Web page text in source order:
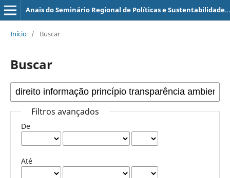
Anais do Seminário Regional de Políticas e Sustentabilidade (SERPS)
Início / Buscar
Buscar
Filtros avançados
De
Até